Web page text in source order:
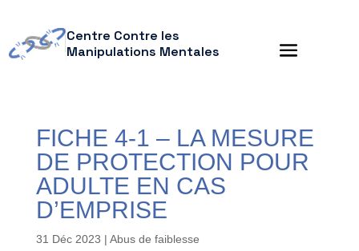
Centre Contre les
Manipulations Mentales
FICHE 4-1 – LA MESURE
DE PROTECTION POUR
ADULTE EN CAS
D’EMPRISE
31 Déc 2023 | Abus de faiblesse